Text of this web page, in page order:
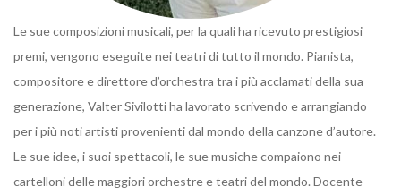
Le sue composizioni musicali, per la quali ha ricevuto prestigiosi
premi, vengono eseguite nei teatri di tutto il mondo. Pianista,
compositore e direttore d’orchestra tra i più acclamati della sua
generazione, Valter Sivilotti ha lavorato scrivendo e arrangiando
per i più noti artisti provenienti dal mondo della canzone d’autore.
Le sue idee, i suoi spettacoli, le sue musiche compaiono nei
cartelloni delle maggiori orchestre e teatri del mondo. Docente